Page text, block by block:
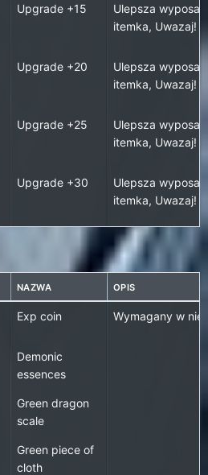
Upgrade +15
Ulepsza
itemka, Uwazaj!
Upgrade +20
Ulepsza
itemka, Uwazaj!
Upgrade +25
Ulepsza
itemka, Uwazaj!
Upgrade +30
Ulepsza
itemka, Uwazaj!
NAZWA OPIS
Exp coin Wymagany w
Demonic
essences
Green dragon
scale
Green piece of
cloth